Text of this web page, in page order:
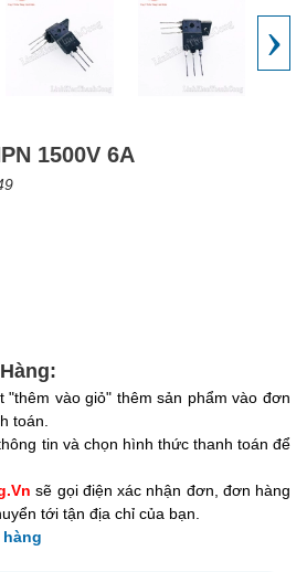
›
1500V 6A
"thêm vào giỏ" thêm sản phẩm vào đơn
toán.
tin và chọn hình thức thanh toán để
sẽ gọi điện xác nhận đơn, đơn hàng
tới tận địa chỉ của bạn.